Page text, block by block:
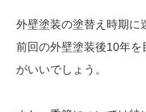
外壁塗装の塗替え時期に
前回の外壁塗装後10年
がいいでしょう。